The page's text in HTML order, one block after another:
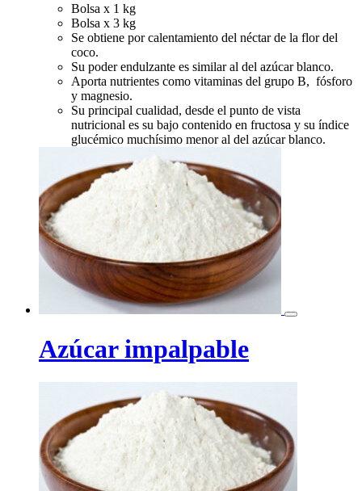
Bolsa x 1 kg
Bolsa x 3 kg
Se obtiene por calentamiento del néctar de la flor del
coco.
Su poder endulzante es similar al del azúcar blanco.
Aporta nutrientes como vitaminas del grupo B, fósforo
y magnesio.
Su principal cualidad, desde el punto de vista
nutricional es su bajo contenido en fructosa y su índice
glucémico muchísimo menor al del azúcar blanco.
Azúcar impalpable